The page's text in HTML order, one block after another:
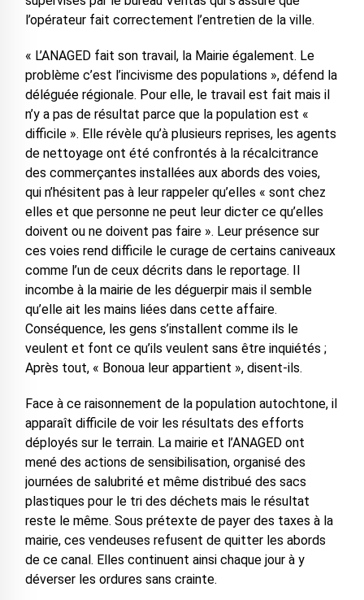
l’opérateur fait correctement l’entretien de la ville.
« L’ANAGED fait son travail, la Mairie également. Le
problème c’est l’incivisme des populations », défend la
déléguée régionale. Pour elle, le travail est fait mais il
n’y a pas de résultat parce que la population est «
difficile ». Elle révèle qu’à plusieurs reprises, les agents
de nettoyage ont été confrontés à la récalcitrance
des commerçantes installées aux abords des voies,
qui n’hésitent pas à leur rappeler qu’elles « sont chez
elles et que personne ne peut leur dicter ce qu’elles
doivent ou ne doivent pas faire ». Leur présence sur
ces voies rend difficile le curage de certains caniveaux
comme l’un de ceux décrits dans le reportage. Il
incombe à la mairie de les déguerpir mais il semble
qu’elle ait les mains liées dans cette affaire.
Conséquence, les gens s’installent comme ils le
veulent et font ce qu’ils veulent sans être inquiétés ;
Après tout, « Bonoua leur appartient », disent-ils.
Face à ce raisonnement de la population autochtone, il
apparaît difficile de voir les résultats des efforts
déployés sur le terrain. La mairie et l’ANAGED ont
mené des actions de sensibilisation, organisé des
journées de salubrité et même distribué des sacs
plastiques pour le tri des déchets mais le résultat
reste le même. Sous prétexte de payer des taxes à la
mairie, ces vendeuses refusent de quitter les abords
de ce canal. Elles continuent ainsi chaque jour à y
déverser les ordures sans crainte.